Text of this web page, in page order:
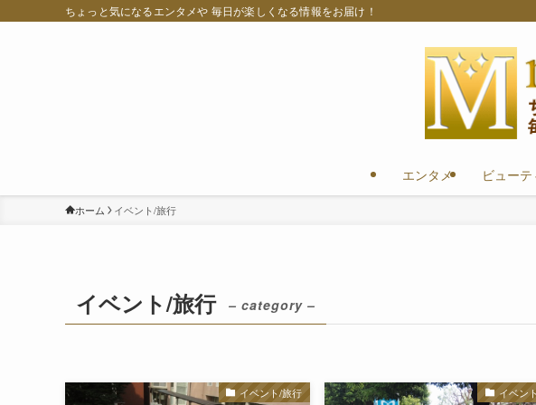
ちょっと気になるエンタメや 毎日が楽しくなる情報をお届け！
エンタメ ビューテ
ホーム イベント/旅行
イベント/旅行 – category –
イベント/旅行 イベン